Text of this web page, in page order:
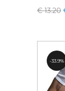
€13.20
33.9%